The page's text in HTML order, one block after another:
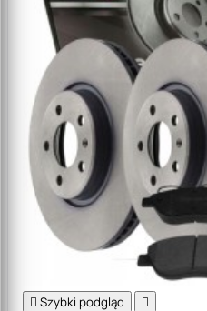
 Szybki podgląd 